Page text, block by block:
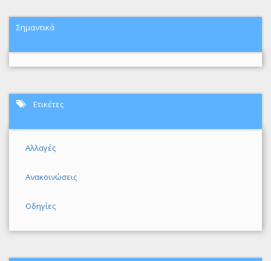
Σημαντικά
Ετικέτες
Αλλαγές
Ανακοινώσεις
Οδηγίες